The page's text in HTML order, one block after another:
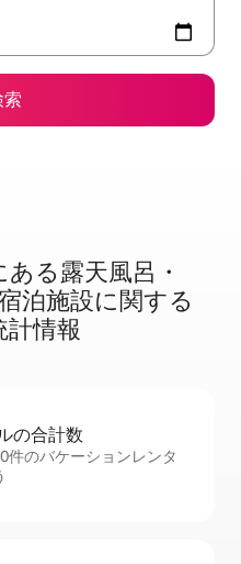
る露⁠天⁠風⁠呂・
泊⁠施⁠設⁠に関⁠す⁠る
情⁠報
の合⁠計⁠数
件のバケーションレンタ